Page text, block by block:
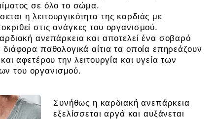
σε όλο το σώμα.
η λειτουργικότητα της καρδιάς με
στις ανάγκες του οργανισμού.
ανεπάρκεια και αποτελεί ένα σοβαρό
παθολογικά αίτια τα οποία επηρεάζουν
αφετέρου την λειτουργία και υγεία των
του οργανισμού.
Συνήθως η καρδιακή ανεπάρκεια
εξελίσσεται αργά και αυξάνεται